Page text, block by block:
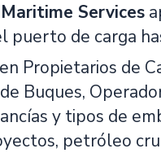
Services
puerto de carga
Propietarios de
Buques,
y tipos de
petróleo